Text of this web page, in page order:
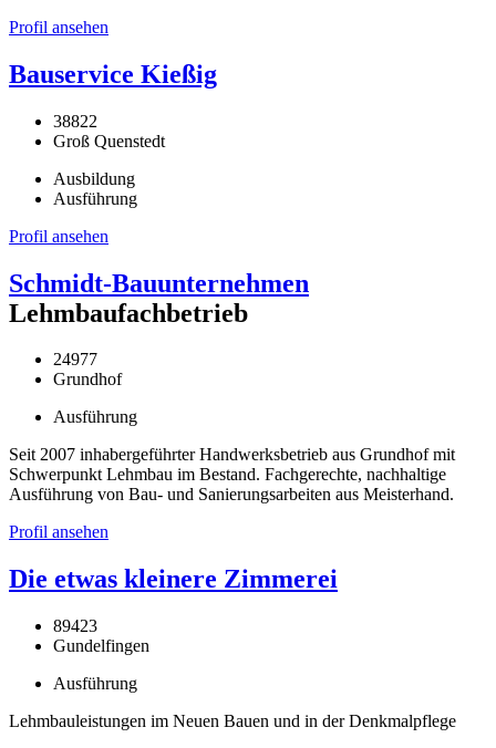
Profil ansehen
Bauservice Kießig
38822
Groß Quenstedt
Ausbildung
Ausführung
Profil ansehen
Schmidt-Bauunternehmen
Lehmbaufachbetrieb
24977
Grundhof
Ausführung
Seit 2007 inhabergeführter Handwerksbetrieb aus Grundhof mit
Schwerpunkt Lehmbau im Bestand. Fachgerechte, nachhaltige
Ausführung von Bau- und Sanierungsarbeiten aus Meisterhand.
Profil ansehen
Die etwas kleinere Zimmerei
89423
Gundelfingen
Ausführung
Lehmbauleistungen im Neuen Bauen und in der Denkmalpflege